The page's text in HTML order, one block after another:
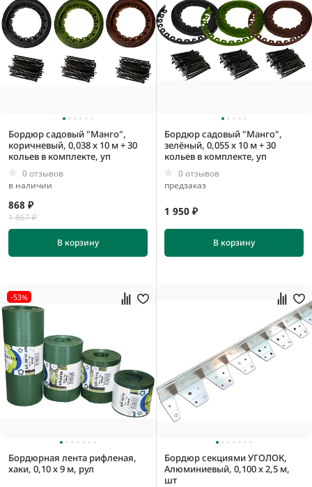
0,038*10 м
0,045*1 м
Бордюр садовый "Манго",
коричневый, 0,038 x 10 м + 30
кольев в комплекте, уп
0 отзывов
в наличии
868 ₽
1 867 ₽
В корзину
Бордюр садовый "Манго",
зелёный, 0,055 x 10 м + 30
кольев в комплекте, уп
0 отзывов
предзаказ
1 950 ₽
В корзину
-53%
Бордюрная лента рифленая,
хаки, 0,10 x 9 м, рул
Бордюр секциями УГОЛОК,
Алюминиевый, 0,100 x 2,5 м,
шт